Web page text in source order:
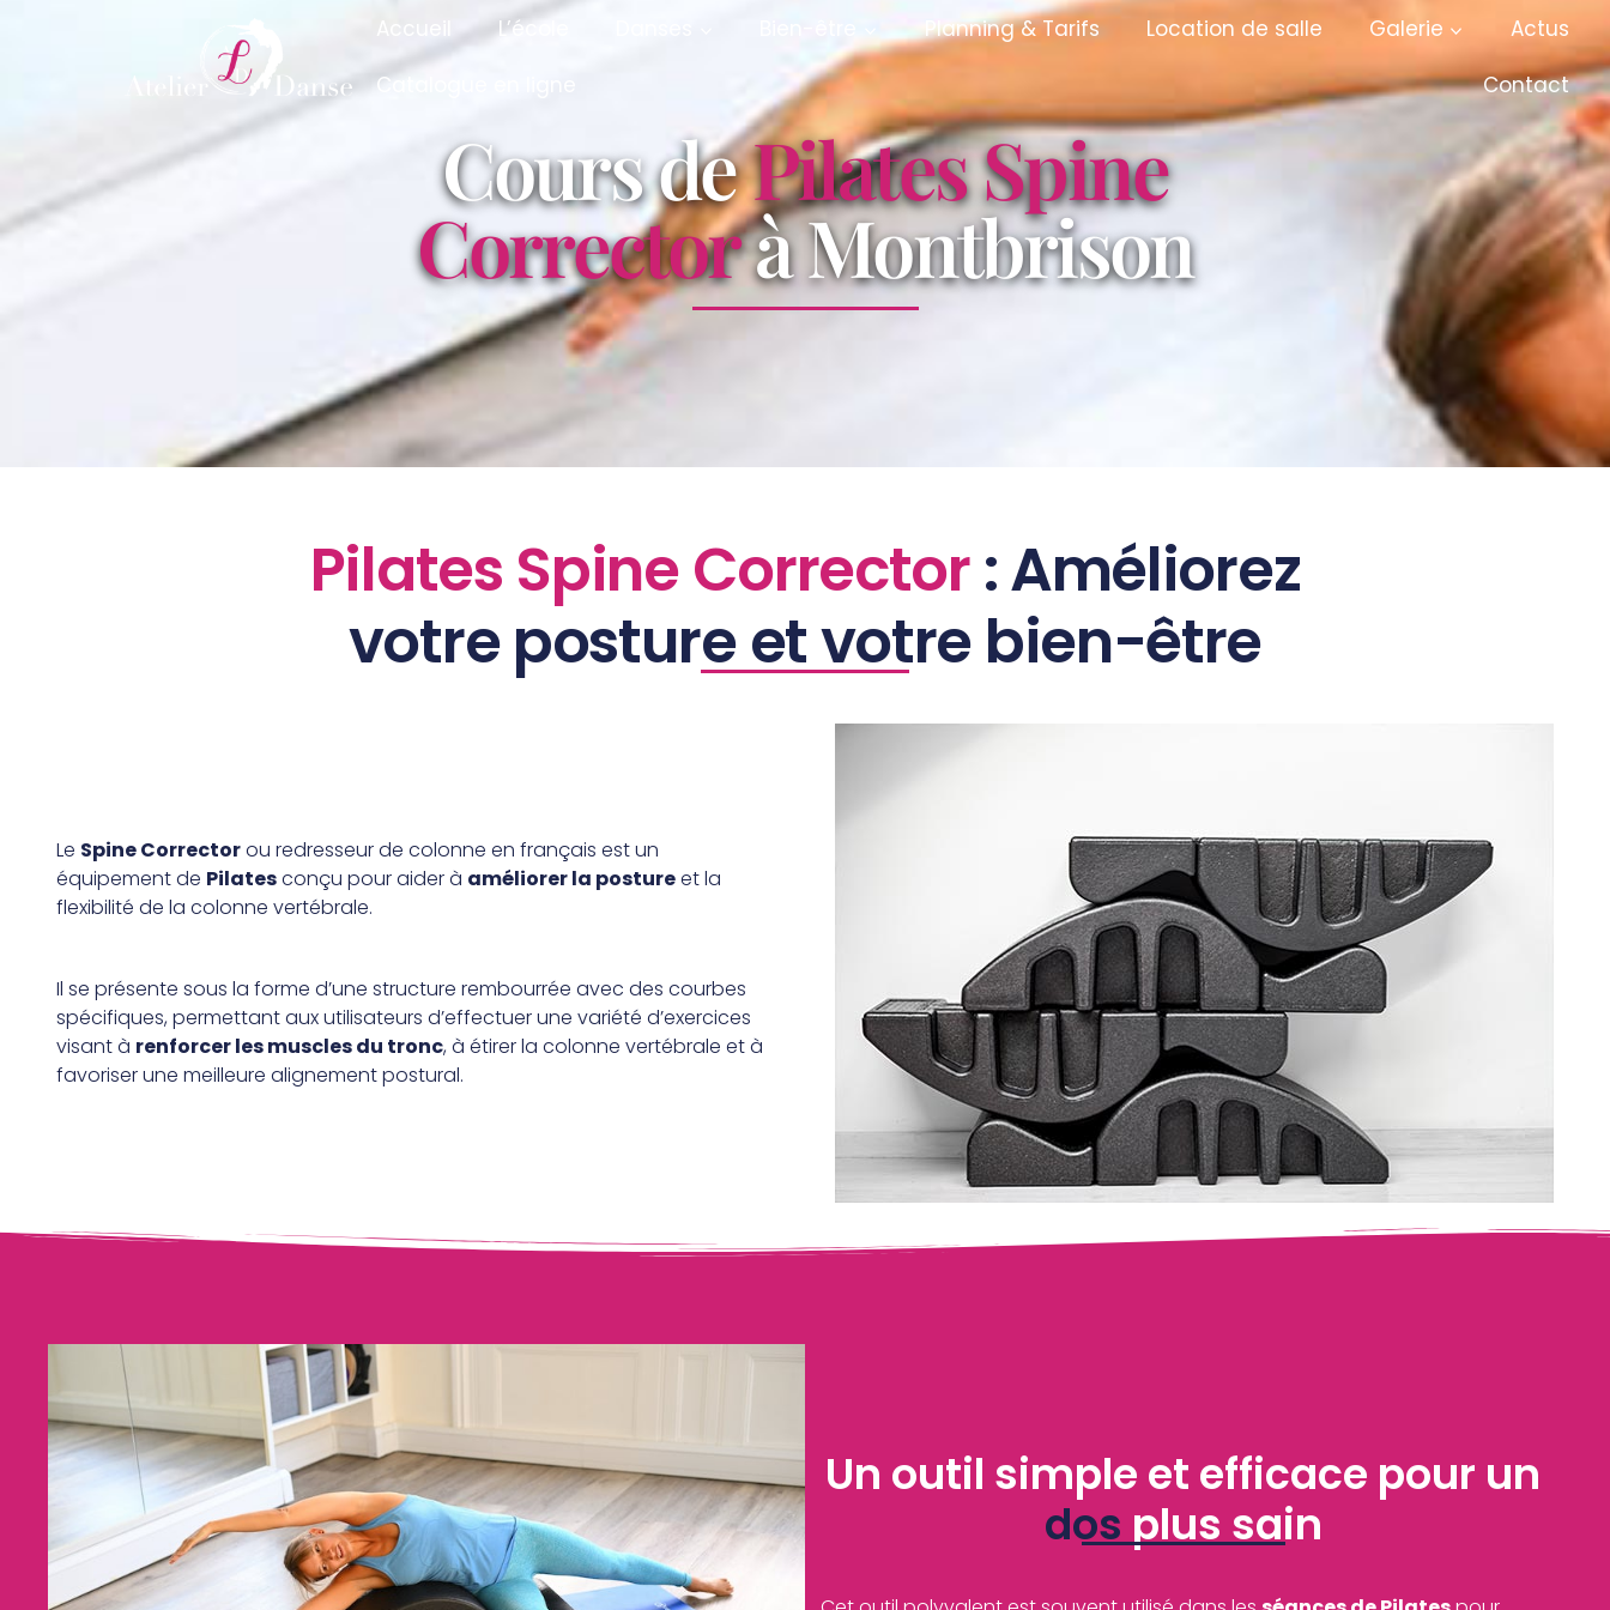
L’école Planning & Tarifs Location de salle Galerie
Actus
Catalogue en ligne
Contact
Cours dePilates Spine
Correctorà Montbrison
Pilates Spine Corrector: Améliorez
votre posture et votre bien-être
Le Spine Correctorou redresseur de colonne en français est un
équipement de Pilatesconçu pour aider à améliorer la postureet la
flexibilité de la colonne vertébrale.
Il se présente sous la forme d’une structure rembourrée avec des courbes
spécifiques, permettant aux utilisateurs d’effectuer une variété d’exercices
visant à renforcer les muscles du tronc, à étirer la colonne vertébrale et à
favoriser une meilleure alignement postural.
Un outil simple et efficace pour un
dos plus sain